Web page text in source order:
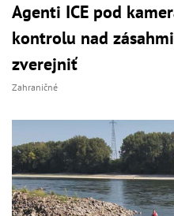
Agenti ICE pod
kontrolu nad
zverejniť
Zahraničné